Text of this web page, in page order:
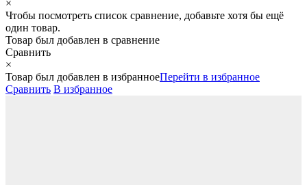
×
Чтобы посмотреть список сравнение, добавьте хотя бы ещё
один товар.
Товар был добавлен в сравнение
Сравнить
×
Товар был добавлен в избранноеПерейти в избранное
Сравнить В избранное